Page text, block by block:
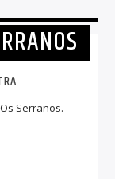
Serranos.